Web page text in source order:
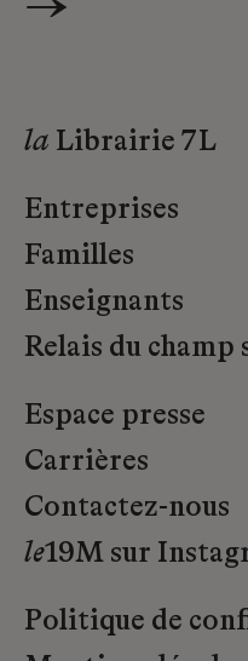
→
la Librairie 7L
Entreprises
Familles
Enseignants
Relais du
Espace presse
Carrières
Contactez-nous
le19M sur
Politique de